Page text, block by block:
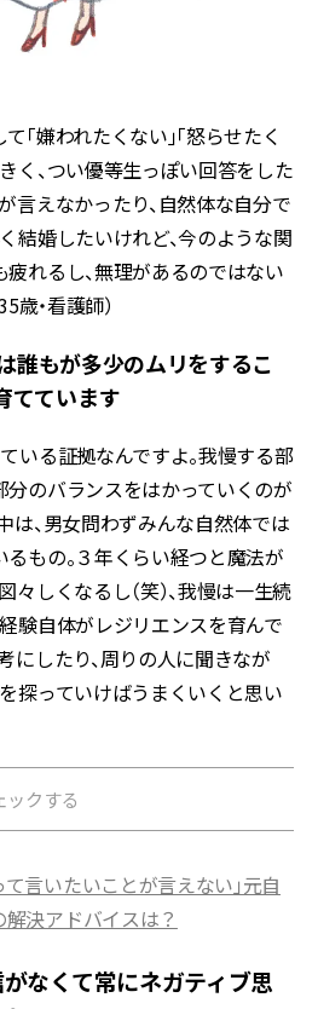
｢嫌われたくない｣｢怒らせたく
く、つい優等生っぽい回答をした
言えなかったり、自然体な自分で
結婚したいけれど、今のような関
れるし、無理があるのではない
歳・看護師）
もが多少のムリをするこ
てています
いる証拠なんですよ。我慢する部
のバランスをはかっていくのが
は、男女問わずみんな自然体では
もの。３年くらい経つと魔法が
々しくなるし（笑）、我慢は一生続
験自体がレジリエンスを育んで
にしたり、周りの人に聞きなが
探っていけばうまくいくと思い
クする
言いたいことが言えない」元自
解決アドバイスは？
がなくて常にネガティブ思